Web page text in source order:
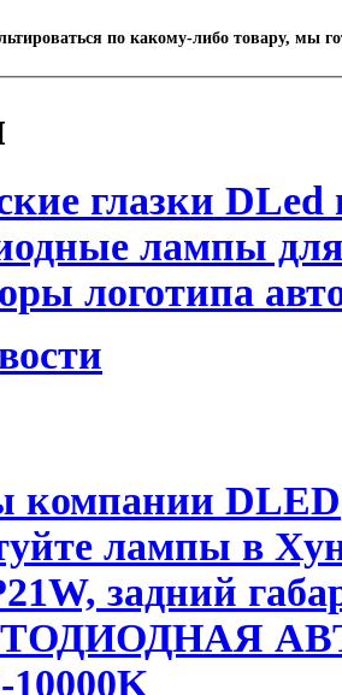
по какому-либо товару, мы
глазки DLed
лампы
логотипа
компании DLED
лампы в
задний
10000K